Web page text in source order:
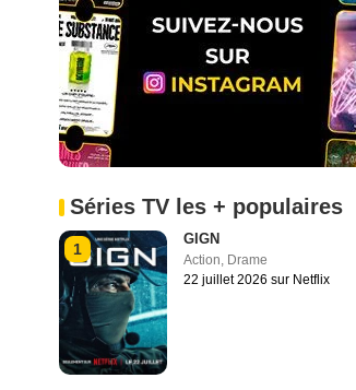
Séries TV les + populaires
1
GIGN
Action, Drame
22 juillet 2026 sur Netflix